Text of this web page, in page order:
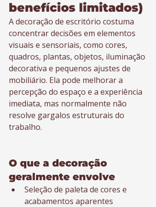
benefícios limitados)
A decoração de escritório costuma
concentrar decisões em elementos
visuais e sensoriais, como cores,
quadros, plantas, objetos, iluminação
decorativa e pequenos ajustes de
mobiliário. Ela pode melhorar a
percepção do espaço e a experiência
imediata, mas normalmente não
resolve gargalos estruturais do
trabalho.
O que a decoração
geralmente envolve
Seleção de paleta de cores e
acabamentos aparentes